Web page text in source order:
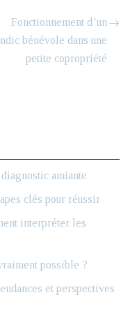
Fonctionnement d’un
bénévole dans une
petite copropriété
amiante
clés pour réussir
interpréter les
possible ?
et perspectives